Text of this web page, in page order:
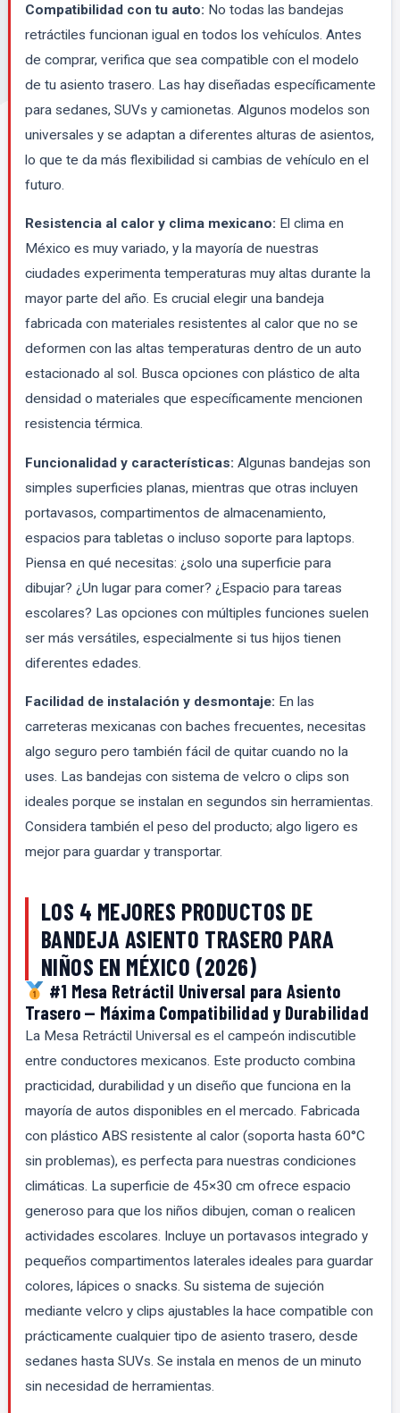
Compatibilidad con tu auto: No todas las bandejas
retráctiles funcionan igual en todos los vehículos. Antes
de comprar, verifica que sea compatible con el modelo
de tu asiento trasero. Las hay diseñadas específicamente
para sedanes, SUVs y camionetas. Algunos modelos son
universales y se adaptan a diferentes alturas de asientos,
lo que te da más flexibilidad si cambias de vehículo en el
futuro.
Resistencia al calor y clima mexicano: El clima en
México es muy variado, y la mayoría de nuestras
ciudades experimenta temperaturas muy altas durante la
mayor parte del año. Es crucial elegir una bandeja
fabricada con materiales resistentes al calor que no se
deformen con las altas temperaturas dentro de un auto
estacionado al sol. Busca opciones con plástico de alta
densidad o materiales que específicamente mencionen
resistencia térmica.
Funcionalidad y características: Algunas bandejas son
simples superficies planas, mientras que otras incluyen
portavasos, compartimentos de almacenamiento,
espacios para tabletas o incluso soporte para laptops.
Piensa en qué necesitas: ¿solo una superficie para
dibujar? ¿Un lugar para comer? ¿Espacio para tareas
escolares? Las opciones con múltiples funciones suelen
ser más versátiles, especialmente si tus hijos tienen
diferentes edades.
Facilidad de instalación y desmontaje: En las
carreteras mexicanas con baches frecuentes, necesitas
algo seguro pero también fácil de quitar cuando no la
uses. Las bandejas con sistema de velcro o clips son
ideales porque se instalan en segundos sin herramientas.
Considera también el peso del producto; algo ligero es
mejor para guardar y transportar.
LOS 4 MEJORES PRODUCTOS DE
BANDEJA ASIENTO TRASERO PARA
NIÑOS EN MÉXICO (2026)
#1 Mesa Retráctil Universal para Asiento
Trasero — Máxima Compatibilidad y Durabilidad
La Mesa Retráctil Universal es el campeón indiscutible
entre conductores mexicanos. Este producto combina
practicidad, durabilidad y un diseño que funciona en la
mayoría de autos disponibles en el mercado. Fabricada
con plástico ABS resistente al calor (soporta hasta 60°C
sin problemas), es perfecta para nuestras condiciones
climáticas. La superficie de 45×30 cm ofrece espacio
generoso para que los niños dibujen, coman o realicen
actividades escolares. Incluye un portavasos integrado y
pequeños compartimentos laterales ideales para guardar
colores, lápices o snacks. Su sistema de sujeción
mediante velcro y clips ajustables la hace compatible con
prácticamente cualquier tipo de asiento trasero, desde
sedanes hasta SUVs. Se instala en menos de un minuto
sin necesidad de herramientas.